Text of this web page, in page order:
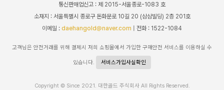
통신판매업신고 : 제 2015-서울종로-1083 호
소재지 : 서울특별시 종로구 돈화문로 10길 20 (삼삼빌딩) 2층 201호
이메일 : daehangold@naver.com | 전화 : 1522-1084
고객님은 안전거래를 위해 결제시 저희 쇼핑몰에서 가입한 구매안전 서비스를 이용하실 수
있습니다. 서비스가입사실확인
Copyright © Since 2021. 대한골드 주식회사 All Rights Reserved.